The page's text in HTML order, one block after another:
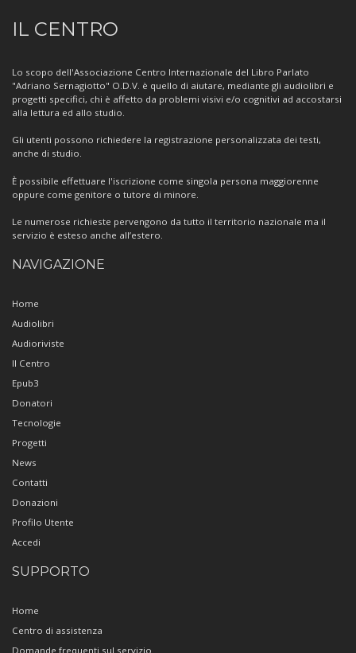
Informazioni
sul
Centro
IL CENTRO
Lo scopo dell'Associazione Centro Internazionale del Libro Parlato
"Adriano Sernagiotto" O.D.V. è quello di aiutare, mediante gli audiolibri e
progetti specifici, chi è affetto da problemi visivi e/o cognitivi ad accostarsi
alla lettura ed allo studio.
Gli utenti possono richiedere la registrazione personalizzata dei testi,
anche di studio.
È possibile effettuare l'iscrizione come singola persona maggiorenne
oppure come genitore o tutore di minore.
Le numerose richieste pervengono da tutto il territorio nazionale ma il
servizio è esteso anche all’estero.
NAVIGAZIONE
Home
Audiolibri
Audioriviste
Il Centro
Epub3
Donatori
Tecnologie
Progetti
News
Contatti
Donazioni
Profilo Utente
Accedi
SUPPORTO
Home
Centro di assistenza
Domande frequenti sul servizio